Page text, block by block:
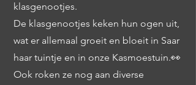
klasgenootjes.
De klasgenootjes keken hun ogen uit,
wat er allemaal groeit en bloeit in Saar
haar tuintje en in onze Kasmoestuin.👀
Ook roken ze nog aan diverse